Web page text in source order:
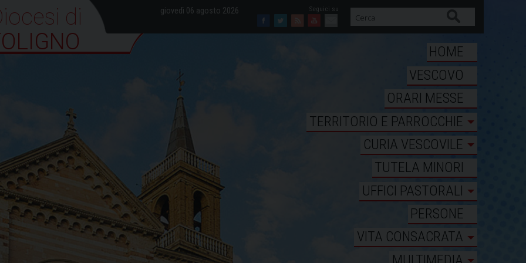
giovedì 06 agosto 2026
Facebook
Twitter
FeedYoutube
Mail
di Foligno
HOME
VESCOVO
ORARI MESSE
TERRITORIO E PARROCCHIE
CURIA VESCOVILE
TUTELA MINORI
UFFICI PASTORALI
PERSONE
VITA CONSACRATA